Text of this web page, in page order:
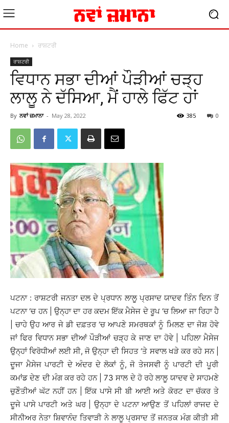
Home ਰਾਸ਼ਟਰੀ
ਰਾਸ਼ਟਰੀ
ਵਿਧਾਨ ਸਭਾ ਦੀਆਂ ਪੌੜੀਆਂ ਚੜ੍ਹ
ਲਾਲੂ ਨੇ ਦੱਸਿਆ, ਮੈਂ ਹਾਲੇ ਫਿੱਟ ਹਾਂ
By ਨਵਾਂ ਜ਼ਮਾਨਾ - May 28, 2022 0
385
ਪਟਨਾ : ਰਾਸ਼ਟਰੀ ਜਨਤਾ ਦਲ ਦੇ ਪ੍ਰਧਾਨ ਲਾਲੂ ਪ੍ਰਸਾਦ ਯਾਦਵ ਤਿੰਨ ਦਿਨ ਤੋਂ
ਪਟਨਾ ‘ਚ ਹਨ | ਉਨ੍ਹਾ ਦਾ ਹਰ ਕਦਮ ਇੱਕ ਮੈਸੇਜ ਦੇ ਰੂਪ ‘ਚ ਲਿਆ ਜਾ ਰਿਹਾ ਹੈ
| ਚਾਹੇ ਉਹ ਆਰ ਜੇ ਡੀ ਦਫ਼ਤਰ ‘ਚ ਆਪਣੇ ਸਮਰਥਕਾਂ ਨੂੰ ਮਿਲਣ ਦਾ ਜੋਸ਼ ਹੋਵੇ
ਜਾਂ ਫਿਰ ਵਿਧਾਨ ਸਭਾ ਦੀਆਂ ਪੌੜੀਆਂ ਚੜ੍ਹ ਕੇ ਜਾਣ ਦਾ ਹੋਵੇ | ਪਹਿਲਾ ਮੈਸੇਜ
ਉਨ੍ਹਾਂ ਵਿਰੋਧੀਆਂ ਲਈ ਸੀ, ਜੋ ਉਨ੍ਹਾ ਦੀ ਸਿਹਤ ‘ਤੇ ਸਵਾਲ ਖੜੇ ਕਰ ਰਹੇ ਸਨ |
ਦੂਜਾ ਮੈਸੇਜ ਪਾਰਟੀ ਦੇ ਅੰਦਰ ਦੇ ਲੋਕਾਂ ਨੂੰ, ਜੋ ਤੇਜਸਵੀ ਨੂੰ ਪਾਰਟੀ ਦੀ ਪੂਰੀ
ਕਮਾਂਡ ਦੇਣ ਦੀ ਮੰਗ ਕਰ ਰਹੇ ਹਨ | 73 ਸਾਲ ਦੇ ਹੋ ਰਹੇ ਲਾਲੂ ਯਾਦਵ ਦੇ ਸਾਹਮਣੇ
ਚੁਣੌਤੀਆਂ ਘੱਟ ਨਹੀਂ ਹਨ | ਇੱਕ ਪਾਸੇ ਸੀ ਬੀ ਆਈ ਅਤੇ ਕੋਰਟ ਦਾ ਚੱਕਰ ਤੇ
ਦੂਜੇ ਪਾਸੇ ਪਾਰਟੀ ਅਤੇ ਘਰ | ਉਨ੍ਹਾ ਦੇ ਪਟਨਾ ਆਉਣ ਤੋਂ ਪਹਿਲਾਂ ਰਾਜਦ ਦੇ
ਸੀਨੀਅਰ ਨੇਤਾ ਸ਼ਿਵਾਨੰਦ ਤਿਵਾੜੀ ਨੇ ਲਾਲੂ ਪ੍ਰਸਾਦ ਤੋਂ ਜਨਤਕ ਮੰਗ ਕੀਤੀ ਸੀ